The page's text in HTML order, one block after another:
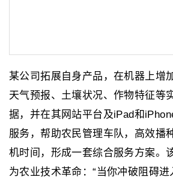
某公司拓展自身产品，在机器上增
天气预报、土壤状况、作物特征等
据，并在其网站平台及iPad和
服务，帮助农民管理车队，高效播
机时间，形成一套综合服务方案。
为农业技术革命：“当你冲破阻碍进